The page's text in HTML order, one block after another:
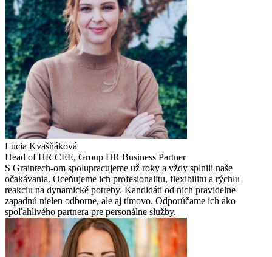
Lucia Kvašňáková
Head of HR CEE, Group HR Business Partner
S Graintech-om spolupracujeme už roky a vždy splnili naše
očakávania. Oceňujeme ich profesionalitu, flexibilitu a rýchlu
reakciu na dynamické potreby. Kandidáti od nich pravidelne
zapadnú nielen odborne, ale aj tímovo. Odporúčame ich ako
spoľahlivého partnera pre personálne služby.